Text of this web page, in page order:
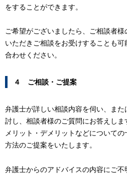
をすることができます。
ご希望がございましたら、ご相談者
いただきご相談をお受けすることも
合わせください。
４ ご相談・ご提案
弁護士が詳しい相談内容を伺い、ま
討し、相談者様のご質問にお答えしま
メリット・デメリットなどについて
方法のご提案をいたします。
弁護士からのアドバイスの内容にご